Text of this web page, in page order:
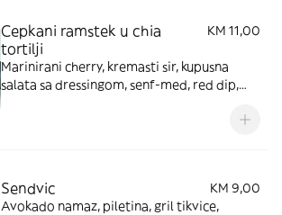
Cepkani ramstek u chia
tortilji
KM 11,00
Marinirani cherry, kremasti sir, kupusna
salata sa dressingom, senf-med, red dip,
Sendvic
KM 9,00
Avokado namaz, piletina, gril tikvice,